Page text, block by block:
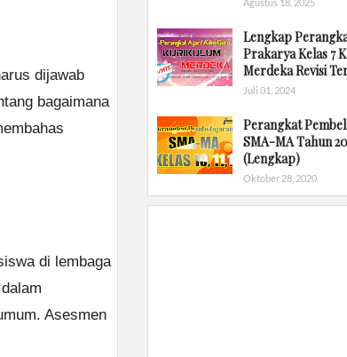
dijawab
bagaimana
di lembaga
Asesmen
Lengkap
Prakarya Kelas 7
Merdeka Revisi
Juli 01, 2024
Perangkat
SMA-MA Tahun
(Lengkap)
Oktober 28, 2020